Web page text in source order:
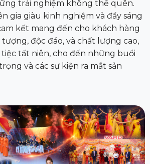
trải nghiệm không thể quên.
gia giàu kinh nghiệm và đầy sáng
kết mang đến cho khách hàng
độc đáo, và chất lượng cao,
tất niên, cho đến những buổi
và các sự kiện ra mắt sản